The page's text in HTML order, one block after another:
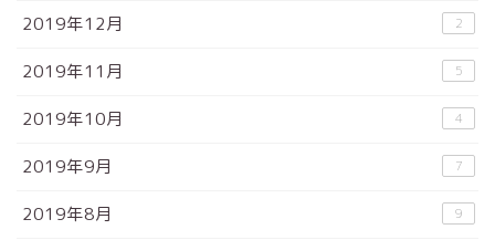
2019年12月 2
2019年11月 5
2019年10月 4
2019年9月 7
2019年8月 9